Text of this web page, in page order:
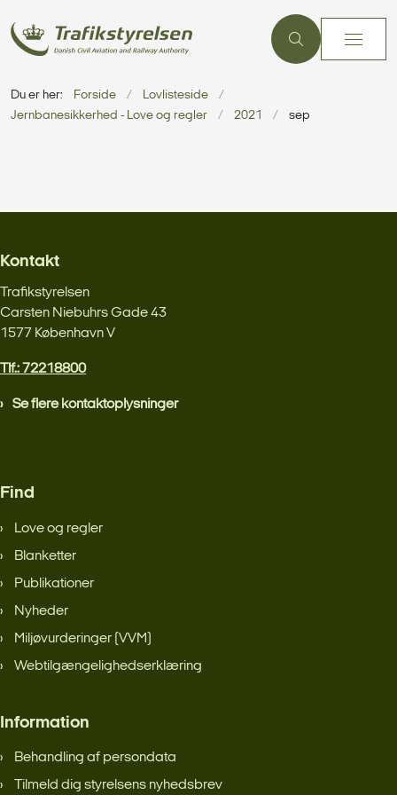
Du er her: Forside
Lovlisteside
Jernbanesikkerhed - Love og regler
2021 sep
Kontakt
Trafikstyrelsen
Carsten Niebuhrs Gade 43
1577 København V
Tlf.: 72218800
Se flere kontaktoplysninger
Find
Love og regler
Blanketter
Publikationer
Nyheder
Miljøvurderinger (VVM)
Webtilgængelighedserklæring
Information
Behandling af persondata
Tilmeld dig styrelsens nyhedsbrev